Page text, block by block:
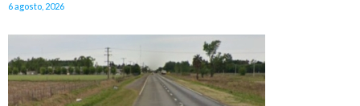
6 agosto, 2026